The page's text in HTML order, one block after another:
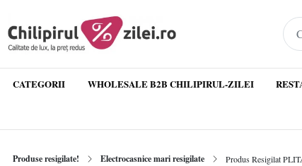
CATEGORII WHOLESALE B2B CHILIPIRUL-ZILEI
Produse resigilate! Electrocasnice mari resigilate